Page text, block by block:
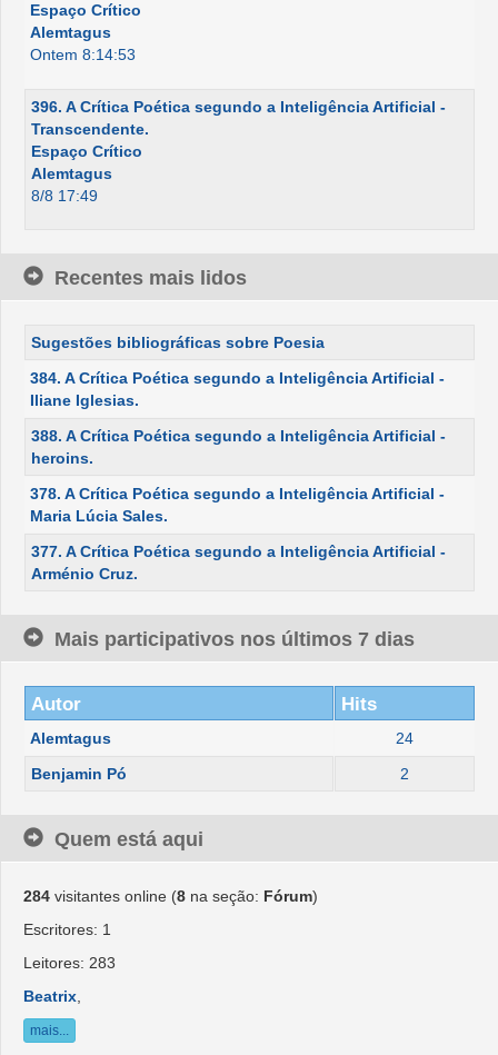
Espaço Crítico
Alemtagus
Ontem 8:14:53
396. A Crítica Poética segundo a Inteligência Artificial -
Transcendente.
Espaço Crítico
Alemtagus
8/8 17:49
Recentes mais lidos
Sugestões bibliográficas sobre Poesia
384. A Crítica Poética segundo a Inteligência Artificial -
Iliane Iglesias.
388. A Crítica Poética segundo a Inteligência Artificial -
heroins.
378. A Crítica Poética segundo a Inteligência Artificial -
Maria Lúcia Sales.
377. A Crítica Poética segundo a Inteligência Artificial -
Arménio Cruz.
Mais participativos nos últimos 7 dias
Autor Hits
Alemtagus
24
Benjamin Pó
2
Quem está aqui
284 visitantes online (8 na seção: Fórum)
Escritores: 1
Leitores: 283
Beatrix
mais...